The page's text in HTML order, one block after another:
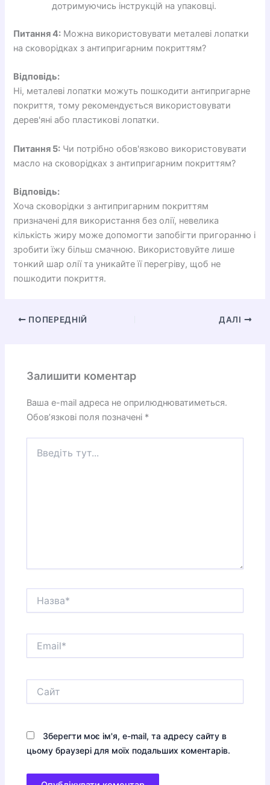
дотримуючись інструкцій на упаковці.
Питання 4: Можна використовувати металеві лопатки
на сковорідках з антипригарним покриттям?
Відповідь:
Ні, металеві лопатки можуть пошкодити антипригарне
покриття, тому рекомендується використовувати
дерев'яні або пластикові лопатки.
Питання 5: Чи потрібно обов'язково використовувати
масло на сковорідках з антипригарним покриттям?
Відповідь:
Хоча сковорідки з антипригарним покриттям
призначені для використання без олії, невелика
кількість жиру може допомогти запобігти пригоранню і
зробити їжу більш смачною. Використовуйте лише
тонкий шар олії та уникайте її перегріву, щоб не
пошкодити покриття.
ПОПЕРЕДНІЙ ДАЛІ
Залишити коментар
Ваша e-mail адреса не оприлюднюватиметься.
Обов’язкові поля позначені *
тут...
Зберегти моє ім'я, e-mail, та адресу сайту в
цьому браузері для моїх подальших коментарів.